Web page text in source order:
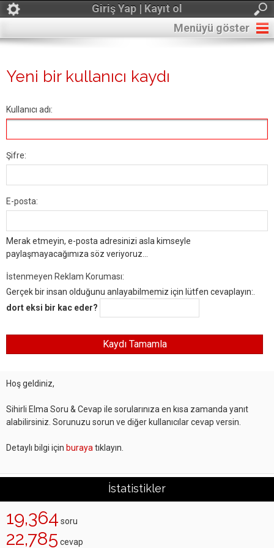
Giriş Yap | Kayıt ol
Menüyü göster
Yeni bir kullanıcı kaydı
Kullanıcı adı:
Şifre:
E-posta:
Merak etmeyin, e-posta adresinizi asla kimseyle
paylaşmayacağımıza söz veriyoruz...
İstenmeyen Reklam Koruması:
Gerçek bir insan olduğunu anlayabilmemiz için lütfen cevaplayın:.
dort eksi bir kac eder?
Hoş geldiniz,
Sihirli Elma Soru & Cevap ile sorularınıza en kısa zamanda yanıt
alabilirsiniz. Sorunuzu sorun ve diğer kullanıcılar cevap versin.
Detaylı bilgi için buraya tıklayın.
İstatistikler
19,364 soru
22,785 cevap